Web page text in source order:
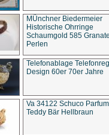
MÜnchner Biedermeier
Historische Ohrringe
Schaumgold 585
Perlen
Telefonablage
Design 60er 70er Jahre
Va 34122 Schuco
Teddy Bär Hellbraun